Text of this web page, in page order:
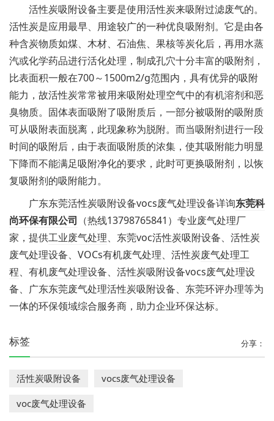
活性炭吸附设备主要是使用活性炭来吸附过滤废气的。
活性炭是应用最早、用途较广的一种优良吸附剂。它是由各
种含炭物质如煤、木材、石油焦、果核等炭化后，再用水蒸
汽或化学药品进行活化处理，制成孔穴十分丰富的吸附剂，
比表面积一般在700～1500m2/g范围内，具有优异的吸附
能力，故活性炭常常被用来吸附处理空气中的有机溶剂和恶
臭物质。固体表面吸附了吸附质后，一部分被吸附的吸附质
可从吸附表面脱离，此现象称为脱附。而当吸附剂进行一段
时间的吸附后，由于表面吸附质的浓集，使其吸附能力明显
下降而不能满足吸附净化的要求，此时可更换吸附剂，以恢
复吸附剂的吸附能力。
广东东莞活性炭吸附设备vocs废气处理设备详询东莞科
尚环保有限公司 （热线13798765841）专业废气处理厂
家，提供工业废气处理、东莞voc活性炭吸附设备、活性炭
废气处理设备、VOCs有机废气处理、活性炭废气处理工
程、有机废气处理设备、活性炭吸附设备vocs废气处理设
备、广东东莞废气处理活性炭吸附设备、 东莞环评办理等为
一体的环保领域综合服务商，助力企业环保达标。
标签 分享：
活性炭吸附设备 vocs废气处理设备
voc废气处理设备